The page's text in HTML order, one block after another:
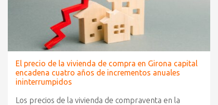
El precio de la vivienda de compra en Girona capital
encadena cuatro años de incrementos anuales
ininterrumpidos
Los precios de la vivienda de compraventa en la